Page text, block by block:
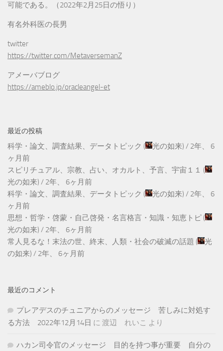
可能である。（2022年2月25日の悟り）
有名外科医の長男
twitter
https://twitter.com/MetaversemanZ
アメーバブログ
https://ameblo.jp/oracleangel-et
最近の投稿
科学・論文、調査結果、データトピック ( 光の如来) / 2年、 6
ヶ月前
スピリチュアル、宗教、占い、オカルト、予言、宇宙１１ (
光の如来) / 2年、 6ヶ月前
科学・論文、調査結果、データトピック ( 光の如来) / 2年、 6
ヶ月前
思想・哲学・啓蒙・自己啓発・名言格言・知識・知恵トピ (
光の如来) / 2年、 6ヶ月前
常人見るな！末法の世、終末、人類・社会の破滅の話題 (
光
の如来) / 2年、 6ヶ月前
最近のコメント
プレアデスのチュニアからのメッセージ 苦しみに対処す
る方法 2022年12月14日 に 渡辺 れいこ より
ハカン司令官のメッセージ 目的を持つ事が重要 自分の